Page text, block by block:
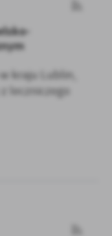
kraju Lublin,
leczniczego